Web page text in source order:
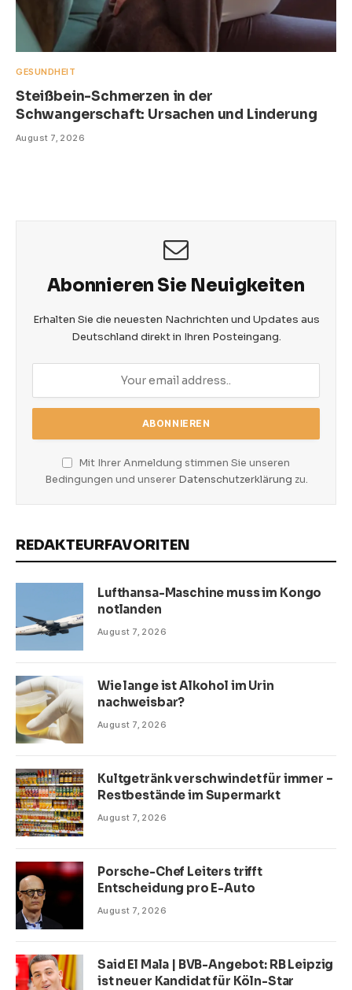
GESUNDHEIT
Steißbein-Schmerzen in der
Schwangerschaft: Ursachen und Linderung
August 7, 2026
Abonnieren Sie Neuigkeiten
Erhalten Sie die neuesten Nachrichten und Updates aus
Deutschland direkt in Ihren Posteingang.
Mit Ihrer Anmeldung stimmen Sie unseren
Bedingungen und unserer Datenschutzerklärung zu.
REDAKTEURFAVORITEN
Lufthansa-Maschine muss im Kongo
notlanden
August 7, 2026
Wie lange ist Alkohol im Urin
nachweisbar?
August 7, 2026
Kultgetränk verschwindet für immer –
Restbestände im Supermarkt
August 7, 2026
Porsche-Chef Leiters trifft
Entscheidung pro E-Auto
August 7, 2026
Said El Mala | BVB-Angebot: RB Leipzig
ist neuer Kandidat für Köln-Star